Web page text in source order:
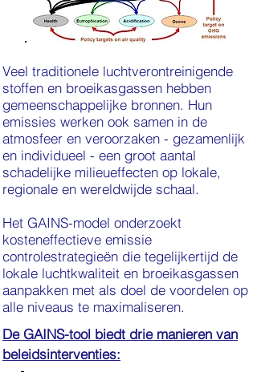
Veel traditionele luchtverontreinigende
stoffen en broeikasgassen hebben
gemeenschappelijke bronnen. Hun
emissies werken ook samen in de
atmosfeer en veroorzaken - gezamenlijk
en individueel - een groot aantal
schadelijke milieueffecten op lokale,
regionale en wereldwijde schaal.
Het GAINS-model onderzoekt
kosteneffectieve emissie
controlestrategieën die tegelijkertijd de
lokale luchtkwaliteit en broeikasgassen
aanpakken met als doel de voordelen op
alle niveaus te maximaliseren.
De GAINS-tool biedt drie manieren van
beleidsinterventies: